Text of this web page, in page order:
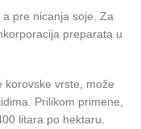
pre nicanja soje. Za
preparata u
korovske vrste, može
Prilikom primene,
litara po hektaru.